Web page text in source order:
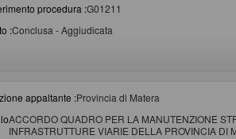
procedura :G01211
:Conclusa - Aggiudicata
appaltante :Provincia di Matera
ACCORDO QUADRO PER LA MANUTENZIONE
INFRASTRUTTURE VIARIE DELLA PROVINCIA DI